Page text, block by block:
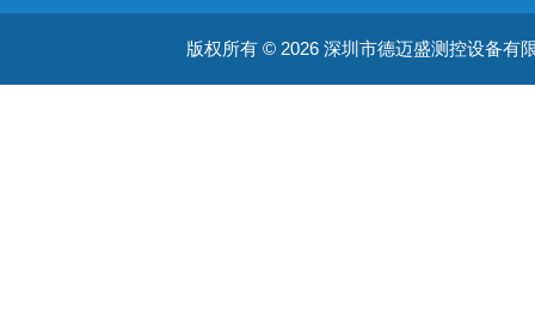
版权所有 © 2026 深圳市德迈盛测控设备